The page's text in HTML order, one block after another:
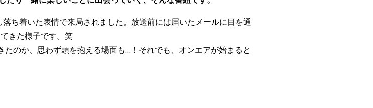
ち着いた表情で来局されました。放送前には届いたメールに目を通
きた様子です。笑
のか、思わず頭を抱える場面も…！それでも、オンエアが始まると